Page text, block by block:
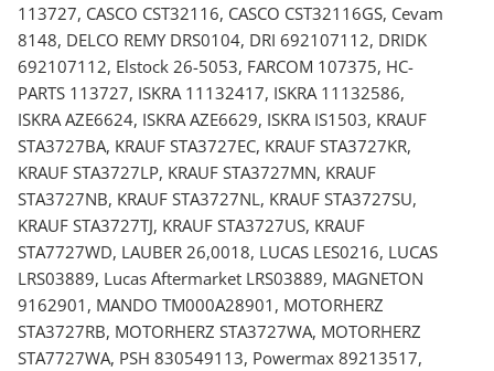
113727, CASCO CST32116, CASCO CST32116GS, Cevam
8148, DELCO REMY DRS0104, DRI 692107112, DRIDK
692107112, Elstock 26-5053, FARCOM 107375, HC-
PARTS 113727, ISKRA 11132417, ISKRA 11132586,
ISKRA AZE6624, ISKRA AZE6629, ISKRA IS1503, KRAUF
STA3727BA, KRAUF STA3727EC, KRAUF STA3727KR,
KRAUF STA3727LP, KRAUF STA3727MN, KRAUF
STA3727NB, KRAUF STA3727NL, KRAUF STA3727SU,
KRAUF STA3727TJ, KRAUF STA3727US, KRAUF
STA7727WD, LAUBER 26,0018, LUCAS LES0216, LUCAS
LRS03889, Lucas Aftermarket LRS03889, MAGNETON
9162901, MANDO TM000A28901, MOTORHERZ
STA3727RB, MOTORHERZ STA3727WA, MOTORHERZ
STA7727WA, PSH 830549113, Powermax 89213517,